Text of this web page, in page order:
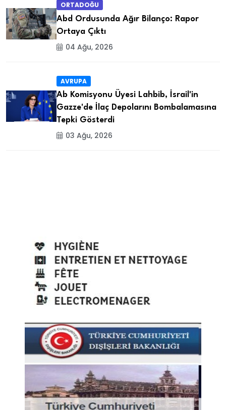
ORTADOĞU
Abd Ordusunda Ağır Bilanço: Rapor
Ortaya Çıktı
04 Ağu, 2026
AVRUPA
Ab Komisyonu Üyesi Lahbib, İsrail'in
Gazze'de İlaç Depolarını Bombalamasına
Tepki Gösterdi
03 Ağu, 2026